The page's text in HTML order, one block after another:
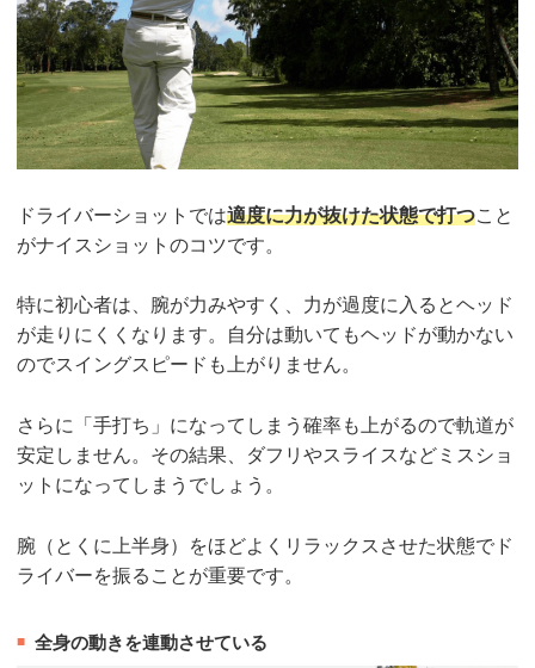
ドライバーショットでは適度に力が抜けた状態で打つこと
がナイスショットのコツです。
特に初心者は、腕が力みやすく、力が過度に入るとヘッド
が走りにくくなります。自分は動いてもヘッドが動かない
のでスイングスピードも上がりません。
さらに「手打ち」になってしまう確率も上がるので軌道が
安定しません。その結果、ダフリやスライスなどミスショ
ットになってしまうでしょう。
腕（とくに上半身）をほどよくリラックスさせた状態でド
ライバーを振ることが重要です。
全身の動きを連動させている